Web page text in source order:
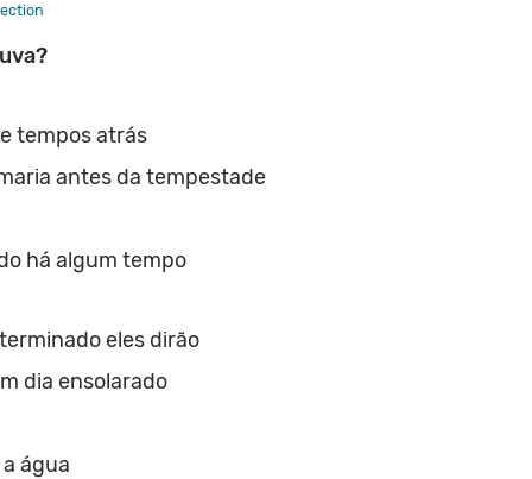
tempos atrás
antes da tempestade
há algum tempo
eles dirão
dia ensolarado
água